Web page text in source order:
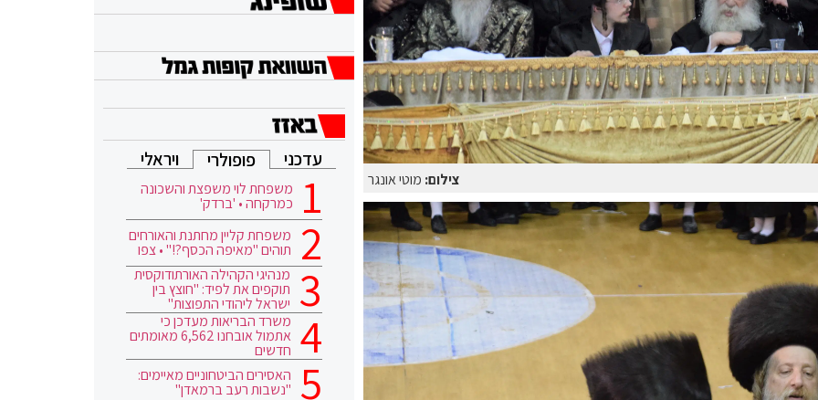
צילום: מוטי אונגר
עדכני פופולרי ויראלי
משפחת לוי משפצת והשכונה
כמרקחה • 'ברדק'
משפחת קליין מחתנת והאורחים
תוהים "מאיפה הכסף?!" • צפו
מנהיגי הקהילה האורתודוקסית
תוקפים את לפיד: "חוצץ בין
ישראל ליהודי התפוצות"
משרד הבריאות מעדכן כי
אתמול אובחנו 6,562 מאומתים
חדשים
האסירים הביטחוניים מאיימים:
"נשבות רעב ברמאדן"